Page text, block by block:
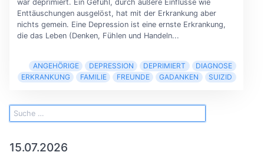
war deprimiert. Ein Gefühl, durch äußere Einflüsse wie
Enttäuschungen ausgelöst, hat mit der Erkrankung aber
nichts gemein. Eine Depression ist eine ernste Erkrankung,
die das Leben (Denken, Fühlen und Handeln...
ANGEHÖRIGE DEPRESSION DEPRIMIERT
DIAGNOSE
ERKRANKUNG
FAMILIE FREUNDE GADANKEN SUIZID
15.07.2026